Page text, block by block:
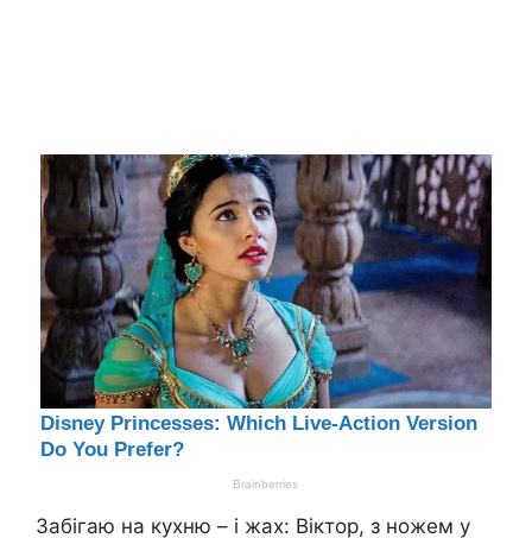
Забігаю на кухню – і жах: Віктор, з ножем у